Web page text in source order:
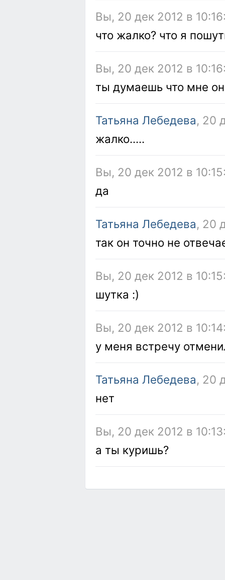
Вы, 20 дек 2012 в
что жалко? что я
Вы, 20 дек 2012 в
ты думаешь что мне он
Татьяна Лебедева, 20
жалко.....
Вы, 20 дек 2012 в
да
Татьяна Лебедева, 20
так он точно не
Вы, 20 дек 2012 в
шутка :)
Вы, 20 дек 2012 в
у меня встречу
Татьяна Лебедева, 20
нет
Вы, 20 дек 2012 в
а ты куришь?